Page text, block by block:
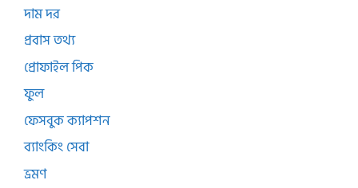
দাম দর
প্রবাস তথ্য
প্রোফাইল পিক
ফুল
ফেসবুক ক্যাপশন
ব্যাংকিং সেবা
ভ্রমণ